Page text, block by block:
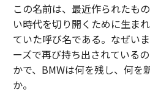
この名前は、最近作られたも
い時代を切り開くために生ま
ていた呼び名である。なぜい
ーズで再び持ち出されている
かで、BMWは何を残し、何を
か。